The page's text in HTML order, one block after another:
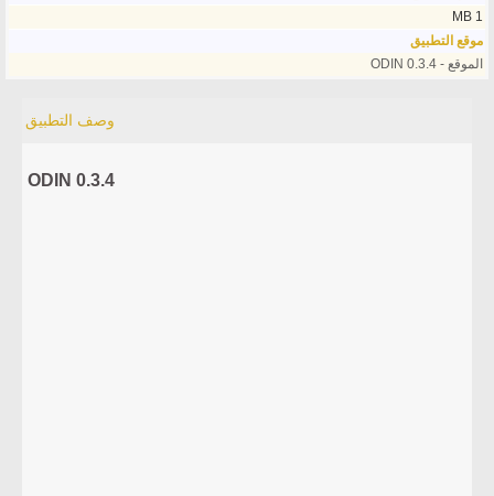
1 MB
موقع التطبيق
الموقع - ODIN 0.3.4
وصف التطبيق
ODIN 0.3.4